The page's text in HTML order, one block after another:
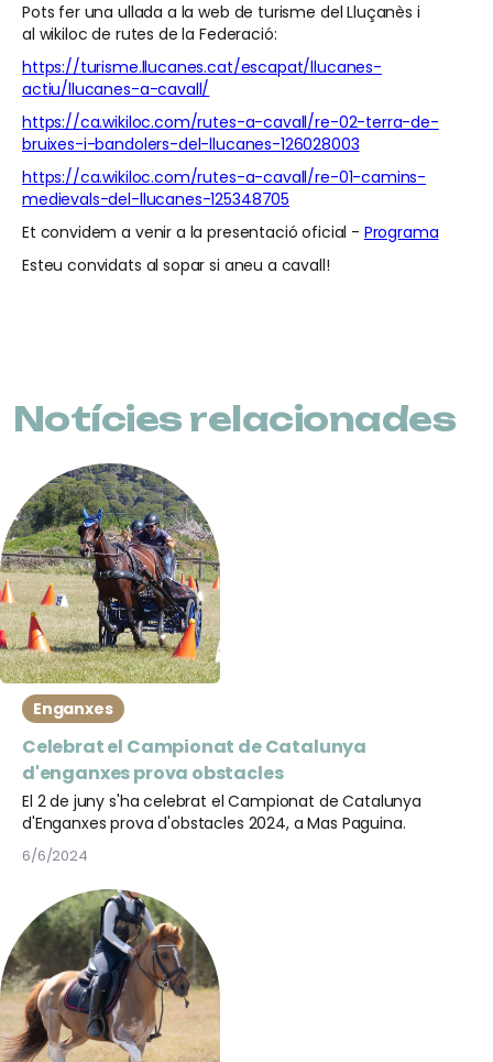
Pots fer una ullada a la web de turisme del Lluçanès i
al wikiloc de rutes de la Federació:
https://turisme.llucanes.cat/escapat/llucanes-
actiu/llucanes-a-cavall/
https://ca.wikiloc.com/rutes-a-cavall/re-02-terra-de-
bruixes-i-bandolers-del-llucanes-126028003
https://ca.wikiloc.com/rutes-a-cavall/re-01-camins-
medievals-del-llucanes-125348705
Et convidem a venir a la presentació oficial - Programa
Esteu convidats al sopar si aneu a cavall!
Notícies relacionades
Enganxes
Celebrat el Campionat de Catalunya
d'enganxes prova obstacles
El 2 de juny s'ha celebrat el Campionat de Catalunya
d'Enganxes prova d'obstacles 2024, a Mas Paguina.
6/6/2024